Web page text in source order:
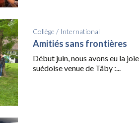
Collège / International
Amitiés sans frontières
Début juin, nous avons eu la
suédoise venue de Täby :...